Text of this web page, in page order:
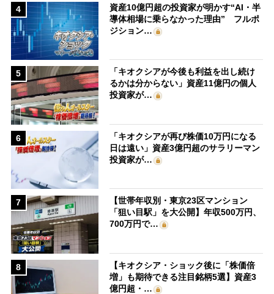
4
資産10億円超の投資家が明かす“AI・半
導体相場に乗らなかった理由” フルポ
ジション…
5
「キオクシアが今後も利益を出し続け
るかは分からない」資産11億円の個人
投資家が…
6
「キオクシアが再び株価10万円になる
日は遠い」資産3億円超のサラリーマン
投資家が…
7
【世帯年収別・東京23区マンション
「狙い目駅」を大公開】年収500万円、
700万円で…
8
【キオクシア・ショック後に「株価倍
増」も期待できる注目銘柄5選】資産3
億円超・…